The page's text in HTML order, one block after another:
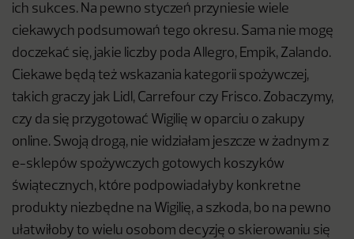
ich sukces. Na pewno styczeń przyniesie wiele
ciekawych podsumowań tego okresu. Sama nie mogę
doczekać się, jakie liczby poda Allegro, Empik, Zalando.
Ciekawe będą też wskazania kategorii spożywczej,
takich graczy jak Lidl, Carrefour czy Frisco. Zobaczymy,
czy da się przygotować Wigilię w oparciu o zakupy
online. Swoją drogą, nie widziałam jeszcze w żadnym z
e-sklepów spożywczych gotowych koszyków
świątecznych, które podpowiadałyby konkretne
produkty niezbędne na Wigilię, a szkoda, bo na pewno
ułatwiłoby to wielu osobom decyzję o skierowaniu się